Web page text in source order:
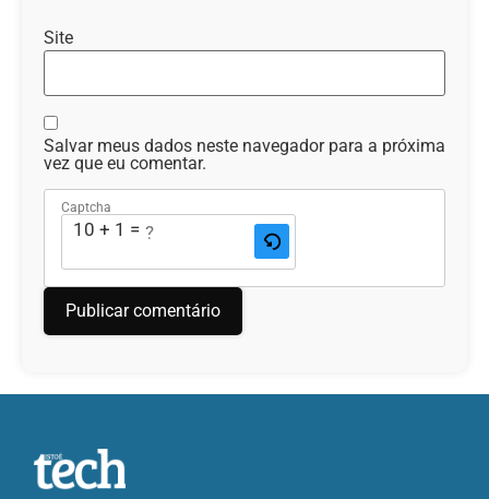
Site
Salvar meus dados neste navegador para a próxima
vez que eu comentar.
Captcha
10 + 1 = ?